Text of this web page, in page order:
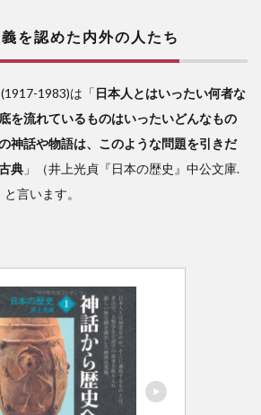
を認めた内外の人たち
1983)は「日本人とはいったい何者な
を流れているものはいったいどんなもの
神話や物語は、このような問題を引きだ
典 」（井上光貞『日本の歴史』中公文庫.
言います。